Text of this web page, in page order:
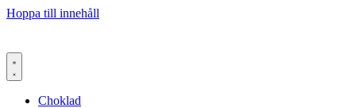
Hoppa till innehåll
Choklad